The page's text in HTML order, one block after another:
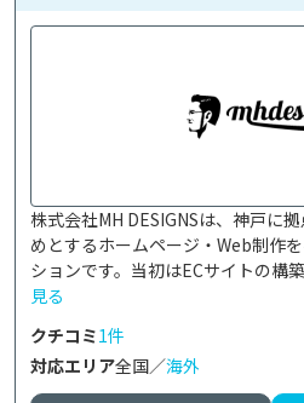
株式会社MH DESIGNSは、神戸に
めとするホームページ・Web制作
ションです。当初はECサイトの構
見る
クチコミ1件
対応エリア全国／海外